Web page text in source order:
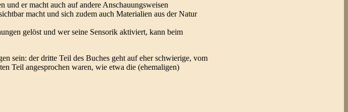
er macht auch auf andere Anschauungsweisen
macht und sich zudem auch Materialien aus der Natur
gelöst und wer seine Sensorik aktiviert, kann beim
sein: der dritte Teil des Buches geht auf eher schwierige, vom
Teil angesprochen waren, wie etwa die (ehemaligen)